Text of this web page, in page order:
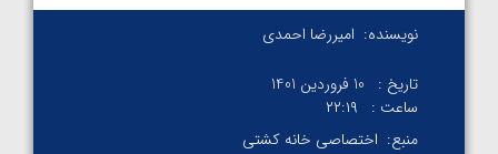
نویسنده: امیررضا احمدی
تاریخ :
10 فروردین 1401
ساعت :
۲۲:۱۹
منبع: اختصاصی خانه کشتی